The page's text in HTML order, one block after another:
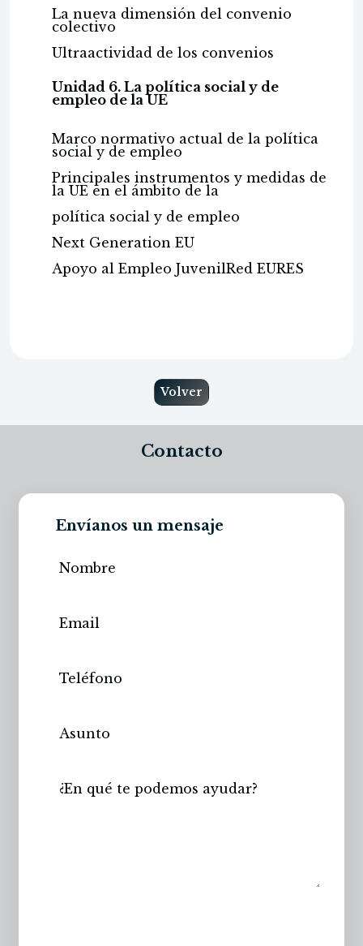
La nueva dimensión del convenio
colectivo
Ultraactividad de los convenios
Unidad 6. La política social y de
empleo de la UE
Marco normativo actual de la política
social y de empleo
Principales instrumentos y medidas de
la UE en el ámbito de la
política social y de empleo
Next Generation EU
Apoyo al Empleo JuvenilRed EURES
Volver
Contacto
Envíanos un mensaje